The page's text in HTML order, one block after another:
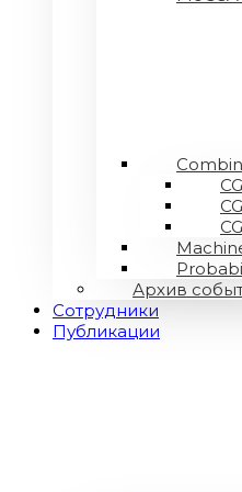
Архив
Сотрудники
Публикации